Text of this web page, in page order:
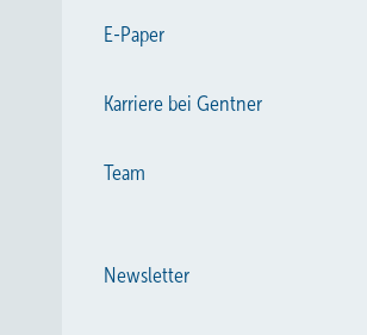
E-Paper
Karriere bei Gentner
Team
Newsletter